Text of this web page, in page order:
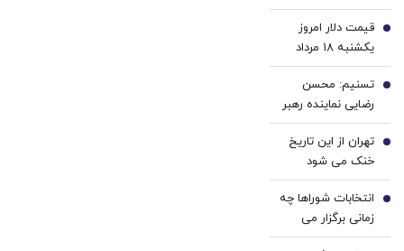
۱۴۰۵/ افزایش
قیمت یورو
قیمت دلار امروز
یکشنبه ۱۸ مرداد
۱۴۰۵/ افزایش
قیمت دلار
3
تسنیم: محسن
رضایی نماینده رهبر
انقلاب در شورای
عالی امنیت ملی
شد
4
تهران از این تاریخ
خنک می شود
5
انتخابات شوراها چه
زمانی برگزار می
شود؟/ وزیر کشور
6